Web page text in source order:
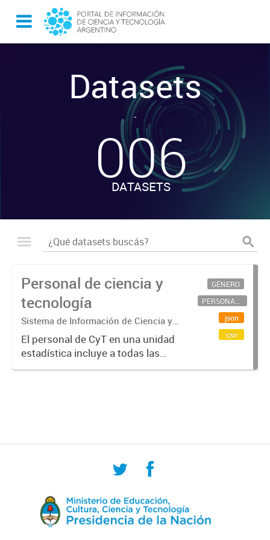
Datasets
-
006
DATASETS
Personal de ciencia y
tecnología
Sistema de Información de Ciencia y
Tecnología Argentino (SICYTAR)
El personal de CyT en una unidad
estadística incluye a todas las
personas involucradas
GÉNERO
PERSONAL CIENTÍFICO-TECNOLÓGICO
json
csv